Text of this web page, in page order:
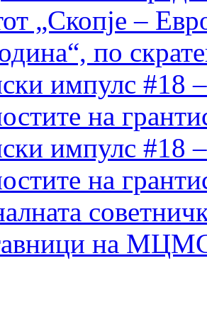
„Скопје –
по
импулс #18
на
импулс #18
на
на МЦМС